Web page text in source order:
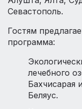
Севастополь.
Гостям
программа:
лечебного
Бахчисарая
Беляус.